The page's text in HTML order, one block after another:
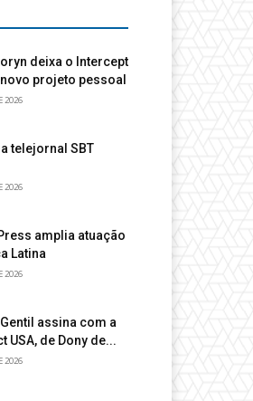
deixa o Intercept
projeto pessoal
2026
telejornal SBT
2026
amplia atuação
Latina
2026
assina com a
USA, de Dony de...
2026